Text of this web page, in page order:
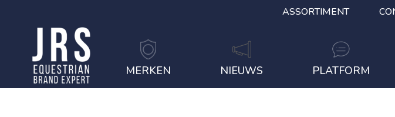
ASSORTIMENT
MERKEN NIEUWS PLATFORM